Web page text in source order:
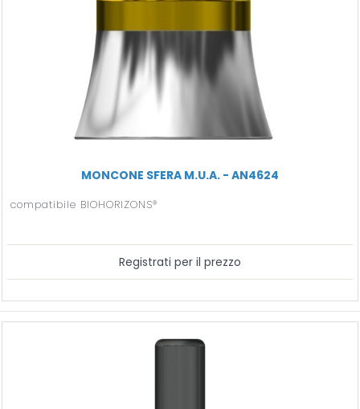
MONCONE SFERA M.U.A. - AN4624
compatibile BIOHORIZONS®
Registrati per il prezzo